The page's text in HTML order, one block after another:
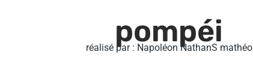
pompéi
réalisé par : Napoléon NathanS mathéo